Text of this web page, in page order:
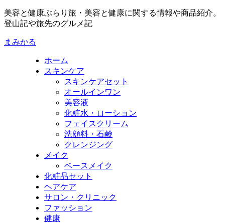
美容と健康ぶらり旅・美容と健康に関する情報や商品紹介。
登山記や旅先のグルメ記
まみかる
ホーム
スキンケア
スキンケアセット
オールインワン
美容液
化粧水・ローション
フェイスクリーム
洗顔料・石鹸
クレンジング
メイク
ベースメイク
化粧品セット
ヘアケア
サロン・クリニック
ファッション
健康